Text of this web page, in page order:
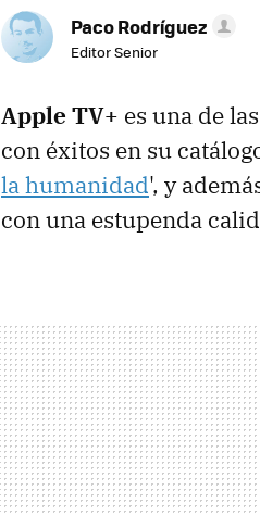
Paco Rodríguez
Editor Senior
Apple TV+ es una de
con éxitos en su
la humanidad', y
con una estupenda